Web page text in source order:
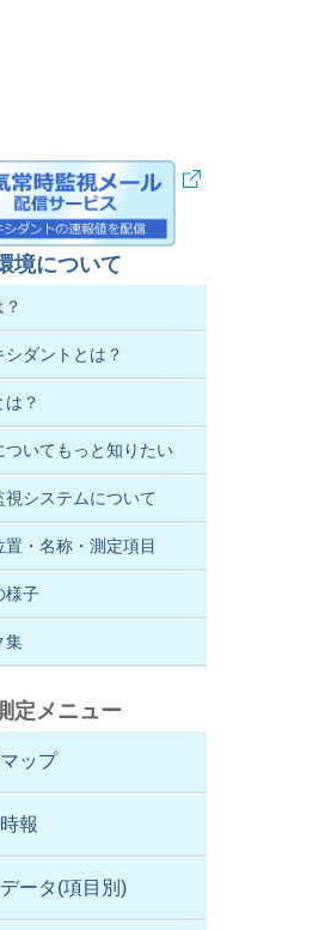
境について
ダントとは？
？
ついてもっと知りたい
視システムについて
置・名称・測定項目
様子
集
定メニュー
ップ
報
ータ(項目別)